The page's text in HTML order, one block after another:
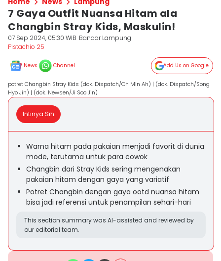
7 Gaya Outfit Nuansa Hitam ala
Changbin Stray Kids, Maskulin!
07 Sep 2024, 05:30 WIB Bandar Lampung
Pistachio 25
News Channel Add Us on Google
potret Changbin Stray Kids (dok. Dispatch/Oh Min Ah) | (dok. Dispatch/Song
Hyo Jin) | (dok. Newsen/Ji Soo Jin)
Intinya Sih
Warna hitam pada pakaian menjadi favorit di dunia
mode, terutama untuk para cowok
Changbin dari Stray Kids sering mengenakan
pakaian hitam dengan gaya yang variatif
Potret Changbin dengan gaya ootd nuansa hitam
bisa jadi referensi untuk penampilan sehari-hari
This section summary was AI-assisted and reviewed by
our editorial team.